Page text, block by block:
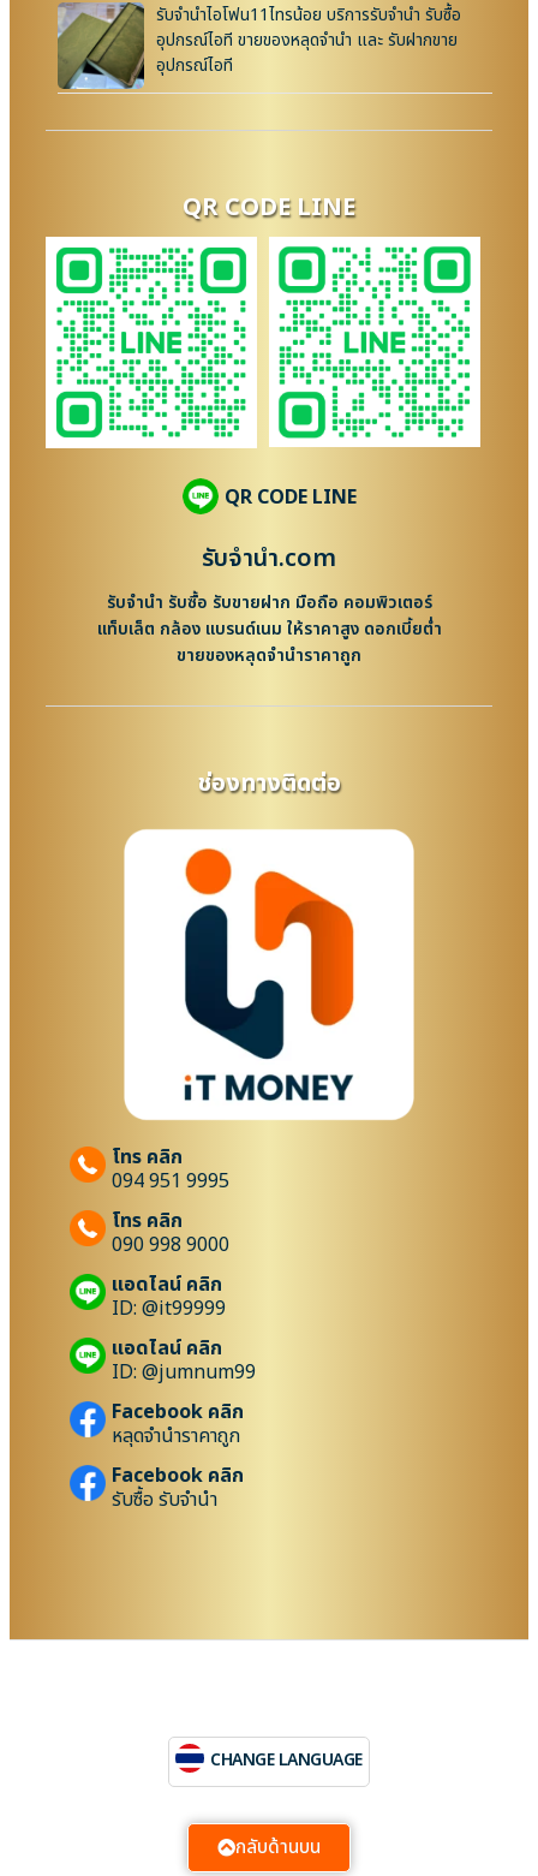
รับจำนำไอโฟน11ไทรน้อย บริการรับจำนำ รับซื้อ
อุปกรณ์ไอที ขายของหลุดจำนำ และ รับฝากขาย
อุปกรณ์ไอที
QR CODE LINE
QR CODE LINE
รับจํานํา.com
รับจำนำ รับซื้อ รับขายฝาก มือถือ คอมพิวเตอร์
แท็บเล็ต กล้อง แบรนด์เนม ให้ราคาสูง ดอกเบี้ยต่ำ
ขายของหลุดจำนำราคาถูก
ช่องทางติดต่อ
โทร คลิก
094 951 9995
โทร คลิก
090 998 9000
แอดไลน์ คลิก
ID: @it99999
แอดไลน์ คลิก
ID: @jumnum99
Facebook คลิก
หลุดจำนำราคาถูก
Facebook คลิก
รับซื้อ รับจำนำ
CHANGE LANGUAGE
กลับด้านบน